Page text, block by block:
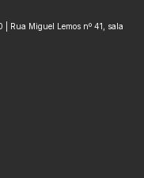
| Rua Miguel Lemos nº 41, sala